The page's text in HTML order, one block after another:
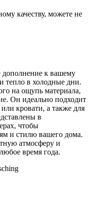
качеству, можете не
дополнение к вашему
тепло в холодные дни.
на ощупь материала,
Он идеально подходит
кровати, а также для
в
чтобы
и стилю вашего дома.
атмосферу и
время года.